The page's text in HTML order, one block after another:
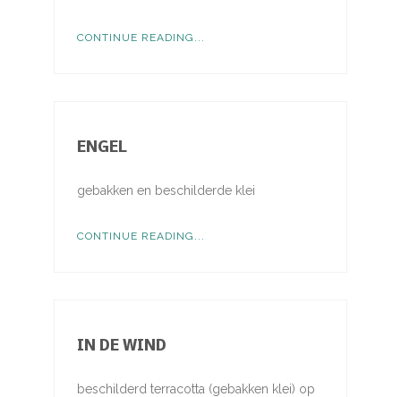
CONTINUE READING...
ENGEL
gebakken en beschilderde klei
CONTINUE READING...
IN DE WIND
beschilderd terracotta (gebakken klei) op